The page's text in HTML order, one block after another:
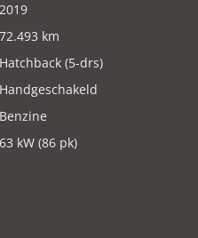
2019
72.493 km
Hatchback (5-drs)
Handgeschakeld
Benzine
63 kW (86 pk)